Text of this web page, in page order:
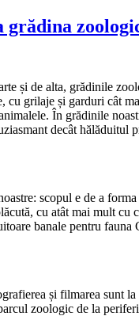
și de alta, grădinile
grilaje și garduri cât
În grădinile
decât
scopul e de a
cu atât mai mult
banale pentru
și filmarea sunt
zoologic de la